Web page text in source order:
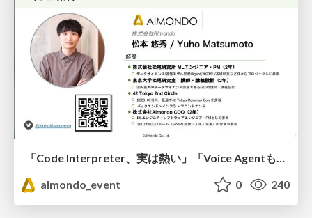
「Code Interpreter、実は熱い」「Voice Agentも今アツい」
almondo_event
0 240